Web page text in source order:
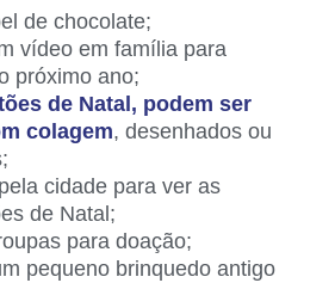
de chocolate;
vídeo em família para
próximo ano;
de Natal, podem ser
colagem, desenhados ou
cidade para ver as
de Natal;
para doação;
pequeno brinquedo antigo